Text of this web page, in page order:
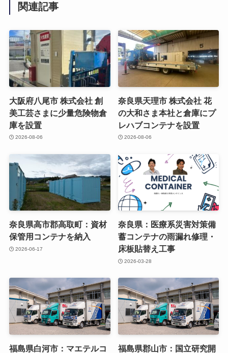
関連記事
大阪府八尾市 株式会社 創
美工芸さまに少量危険物倉
庫を設置
2026-08-06
奈良県天理市 株式会社 花
の大和さま本社と倉庫にプ
レハブコンテナを設置
2026-08-06
奈良県高市郡高取町：資材
保管用コンテナを納入
2026-06-17
奈良県：医療系災害対策備
蓄コンテナの雨漏れ修理・
床板貼替え工事
2026-03-28
福島県白河市：マエテルコ 福島県郡山市：国立研究開